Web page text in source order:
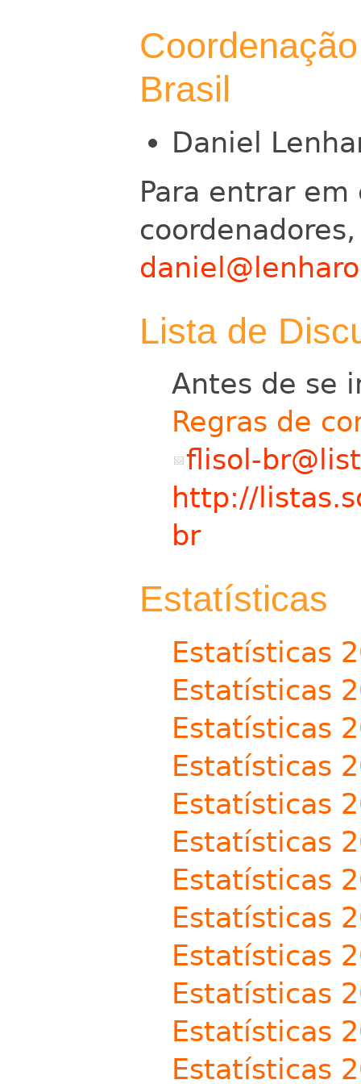
Brasil
Daniel
Para entrar
Lista de
Antes de se
Regras de
flisol-
http://
br
Estatísticas
Estatísticas
Estatísticas
Estatísticas
Estatísticas
Estatísticas
Estatísticas
Estatísticas
Estatísticas
Estatísticas
Estatísticas
Estatísticas
Estatísticas